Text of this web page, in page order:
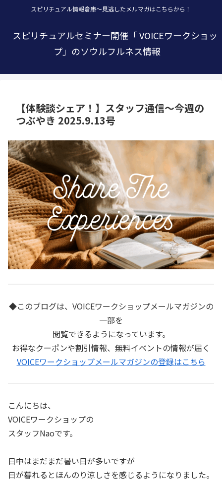
スピリチュアル情報倉庫～見逃したメルマガはこちらから！
スピリチュアルセミナー開催「 VOICEワークショッ
プ」のソウルフルネス情報
【体験談シェア！】スタッフ通信～今週の
つぶやき 2025.9.13号
◆このブログは、VOICEワークショップメールマガジンの
一部を
閲覧できるようになっています。
お得なクーポンや割引情報、無料イベントの情報が届く
VOICEワークショップメールマガジンの登録はこちら
こんにちは、
VOICEワークショップの
スタッフNaoです。
日中はまだまだ暑い日が多いですが
日が暮れるとほんのり涼しさを感じるようになりました。